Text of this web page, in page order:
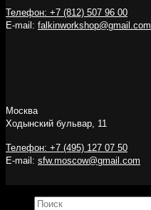
Телефон: +7 (812) 507 96 00
E-mail: falkinworkshop@gmail.com
Москва
Ходынский бульвар, 11
Телефон: +7 (495) 127 07 50
E-mail: sfw.moscow@gmail.com
Искать: